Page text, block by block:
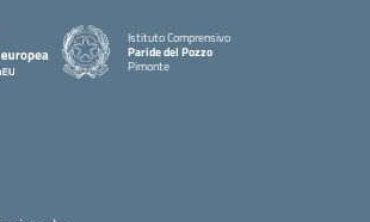
Istituto Comprensivo
Paride del Pozzo
Pimonte